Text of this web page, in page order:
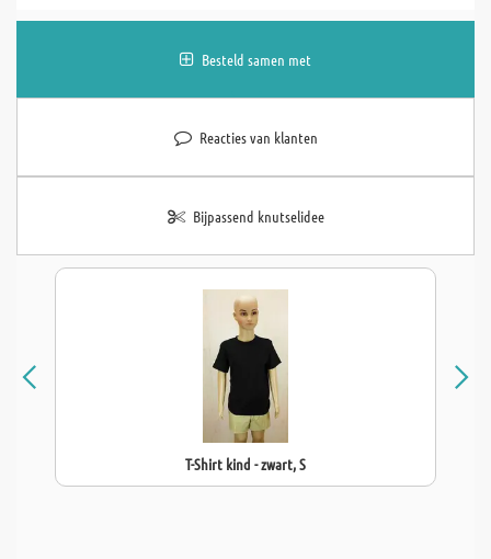
Besteld samen met
Reacties van klanten
Bijpassend knutselidee
T-Shirt kind - zwart, S